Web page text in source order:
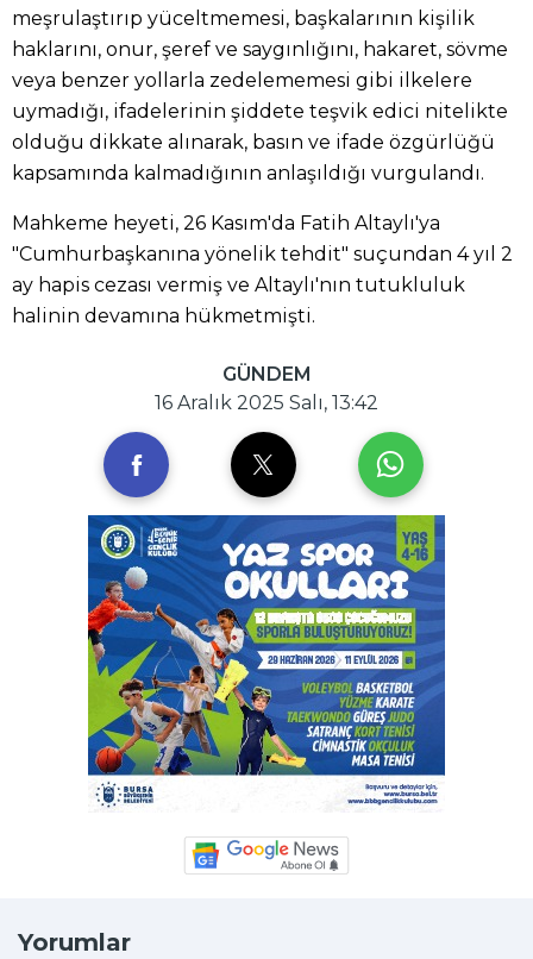
meşrulaştırıp yüceltmemesi, başkalarının kişilik
haklarını, onur, şeref ve saygınlığını, hakaret, sövme
veya benzer yollarla zedelememesi gibi ilkelere
uymadığı, ifadelerinin şiddete teşvik edici nitelikte
olduğu dikkate alınarak, basın ve ifade özgürlüğü
kapsamında kalmadığının anlaşıldığı vurgulandı.
Mahkeme heyeti, 26 Kasım'da Fatih Altaylı'ya
"Cumhurbaşkanına yönelik tehdit" suçundan 4 yıl 2
ay hapis cezası vermiş ve Altaylı'nın tutukluluk
halinin devamına hükmetmişti.
GÜNDEM
16 Aralık 2025 Salı, 13:42
Yorumlar